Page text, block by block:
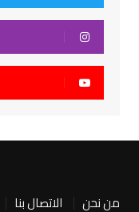
من نحن الاتصال بنا